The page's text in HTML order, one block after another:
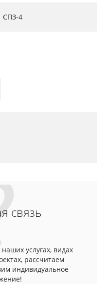
СПЗ-4
связь
услугах, видах
рассчитаем
индивидуальное